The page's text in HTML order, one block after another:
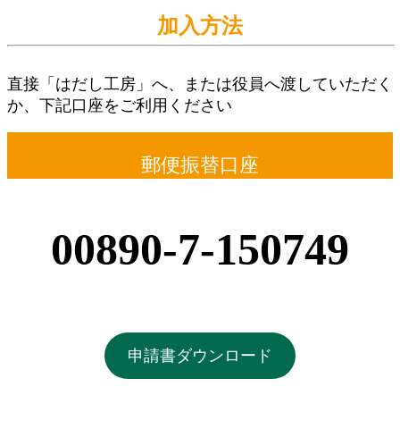
加入方法
直接「はだし工房」へ、または役員へ渡していただく
か、下記口座をご利用ください
郵便振替口座
00890-7-150749
申請書ダウンロード